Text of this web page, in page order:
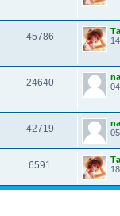
45786
24640
42719
6591